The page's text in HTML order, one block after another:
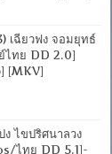
เฉียวฟง จอมยุทธ์
ไทย DD 2.0]
[MKV]
ไขปริศนาลวง
ไทย DD 5.1]-